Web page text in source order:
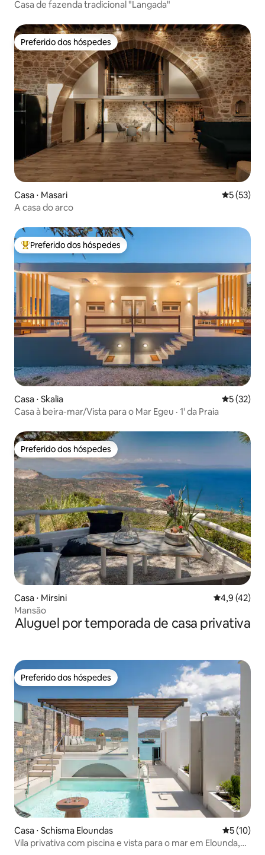
Casa de fazenda tradicional "Langada"
Preferido dos hóspedes
Preferido dos hóspedes
Casa ⋅ Masari 5 de uma
5 (53)
A casa do arco
Entre os melhores preferidos dos hóspedes
Preferido dos hóspedes
Casa ⋅ Skalia 5 de uma
5 (32)
Casa à beira-mar/Vista para o Mar Egeu · 1' da Praia
Preferido dos hóspedes
Preferido dos hóspedes
Casa ⋅ Mirsini 4,9 de uma
4,9 (42)
Mansão
Aluguel por temporada de casa privativa
Preferido dos hóspedes
Preferido dos hóspedes
Casa ⋅ Schisma Eloundas 5 de uma
5 (10)
Vila privativa com piscina e vista para o mar em Elounda,